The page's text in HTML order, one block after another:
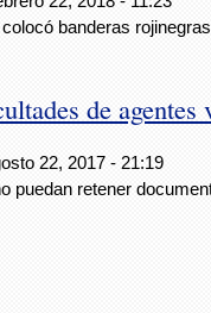
banderas
de agentes
22, 2017 - 21:19
puedan retener